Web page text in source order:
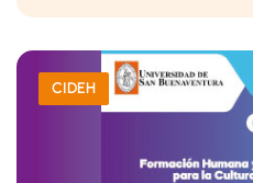
CIDEH